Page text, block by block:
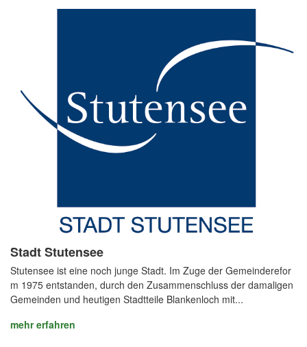
Stadt Stutensee
Stutensee ist eine noch junge Stadt. Im Zuge der Gemeinderefor
m 1975 entstanden, durch den Zusammenschluss der damaligen
Gemeinden und heutigen Stadtteile Blankenloch mit...
mehr erfahren